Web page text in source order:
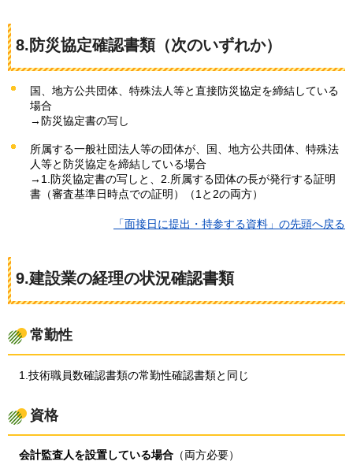
8.防災協定確認書類（次のいずれか）
国、地方公共団体、特殊法人等と直接防災協定を締結している
場合
→防災協定書の写し
所属する一般社団法人等の団体が、国、地方公共団体、特殊法
人等と防災協定を締結している場合
→1.防災協定書の写しと、2.所属する団体の長が発行する証明
書（審査基準日時点での証明）（1と2の両方）
「面接日に提出・持参する資料」の先頭へ戻る
9.建設業の経理の状況確認書類
常勤性
1.技術職員数確認書類の常勤性確認書類と同じ
資格
会計監査人を設置している場合（両方必要）